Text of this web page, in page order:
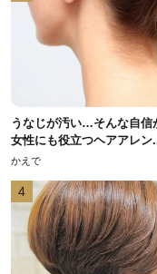
うなじが汚い…そんな自信
女性にも役立つヘアアレン
かえで
4